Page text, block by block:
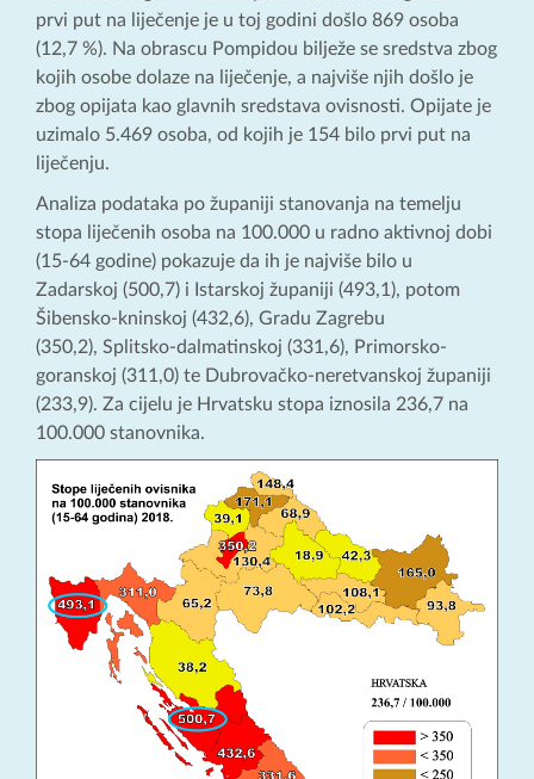
prvi put na liječenje je u toj godini došlo 869 osoba
(12,7 %). Na obrascu Pompidou bilježe se sredstva zbog
kojih osobe dolaze na liječenje, a najviše njih došlo je
zbog opijata kao glavnih sredstava ovisnosti. Opijate je
uzimalo 5.469 osoba, od kojih je 154 bilo prvi put na
liječenju.
Analiza podataka po županiji stanovanja na temelju
stopa liječenih osoba na 100.000 u radno aktivnoj dobi
(15-64 godine) pokazuje da ih je najviše bilo u
Zadarskoj (500,7) i Istarskoj županiji (493,1), potom
Šibensko-kninskoj (432,6), Gradu Zagrebu
(350,2), Splitsko-dalmatinskoj (331,6), Primorsko-
goranskoj (311,0) te Dubrovačko-neretvanskoj županiji
(233,9). Za cijelu je Hrvatsku stopa iznosila 236,7 na
100.000 stanovnika.